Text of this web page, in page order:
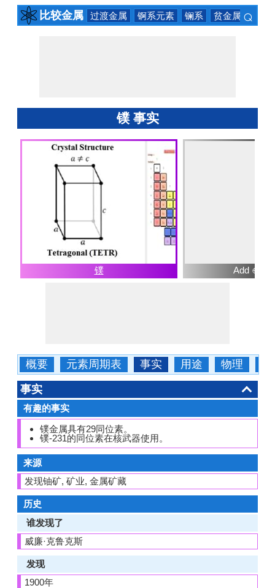
比较金属 过渡金属 锕系元素 镧系 贫金属 ⌕
镤 事实
镤 Add ⊕
概要 元素周期表 事实 用途 物理
事实
有趣的事实
镤金属具有29同位素。
镤-231的同位素在核武器使用。
来源
发现铀矿, 矿业, 金属矿藏
历史
谁发现了
威廉·克鲁克斯
发现
1900年